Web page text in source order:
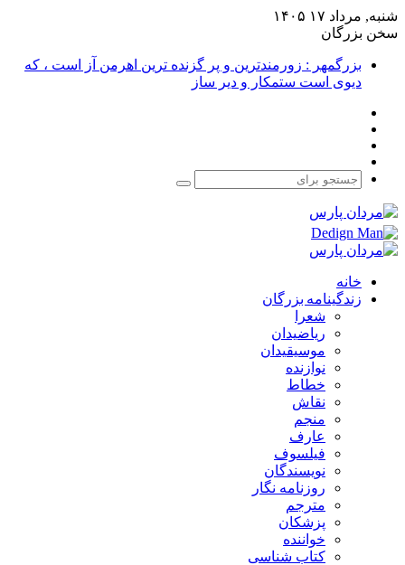
شنبه, مرداد ۱۷ ۱۴۰۵
سخن بزرگان
بزرگمهر : زورمندترین و پر گزنده ترین اهرمن آز است ، که
دیوی است ستمکار و دیر ساز
جستجو
خانه
زندگینامه بزرگان
شعرا
ریاضیدان
موسیقیدان
نوازنده
خطاط
نقاش
منجم
عارف
فیلسوف
نویسندگان
روزنامه نگار
مترجم
پزشکان
خواننده
کتاب شناسی